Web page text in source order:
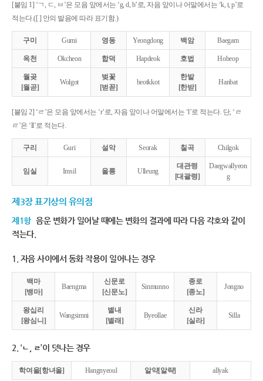
[붙임 1] ‘ㄱ, ㄷ, ㅂ’은 모음 앞에서는 ‘g, d, b’로, 자음 앞이나 어말에서는 ‘k, t, p’로
적는다.([ ] 안의 발음에 따라 표기함.)
구미 Gumi 영동 Yeongdong 백암 Baegam
옥천 Okcheon 합덕 Hapdeok 호법 Hobeop
월곶
[월곧]
Wolgot
벚꽃
[벋꼳]
beotkkot
한밭
[한받]
Hanbat
[붙임 2] ‘ㄹ’은 모음 앞에서는 ‘r’로, 자음 앞이나 어말에서는 ‘l’로 적는다. 단, ‘ㄹ
ㄹ’은 ‘ll’로 적는다.
구리 Guri 설악 Seorak 칠곡 Chilgok
임실 Imsil 울릉 Ulleung
대관령
[대괄령]
Daegwallyeon
g
제3장 표기상의 유의점
제1항 음운 변화가 일어날 때에는 변화의 결과에 따라 다음 각호와 같이
적는다.
1. 자음 사이에서 동화 작용이 일어나는 경우
백마
[뱅마]
Baengma
신문로
[신문노]
Sinmunno
종로
[종노]
Jongno
왕십리
[왕심니]
Wangsimni
별내
[별래]
Byeollae
신라
[실라]
Silla
2. ‘ㄴ, ㄹ’이 덧나는 경우
학여울[항녀울] Hangnyeoul 알약[알략] allyak